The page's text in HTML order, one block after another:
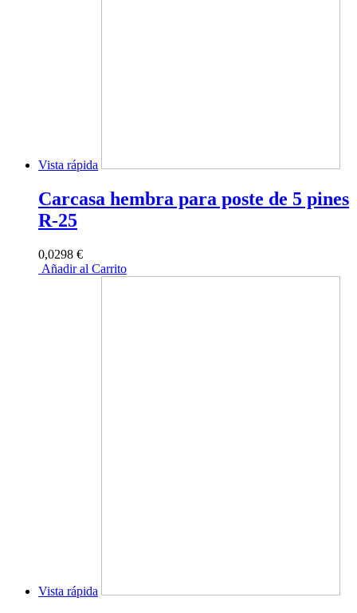
Vista rápida
Carcasa hembra para poste de 5 pines
R-25
0,0298 €
Añadir al Carrito
Vista rápida